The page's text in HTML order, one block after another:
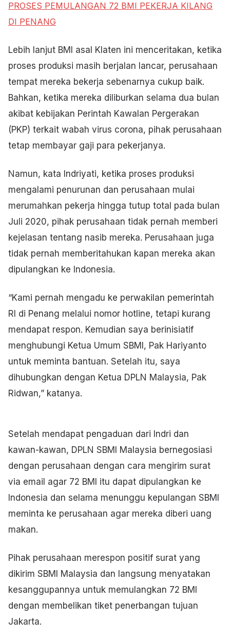
PROSES PEMULANGAN 72 BMI PEKERJA KILANG
DI PENANG
Lebih lanjut BMI asal Klaten ini menceritakan, ketika
proses produksi masih berjalan lancar, perusahaan
tempat mereka bekerja sebenarnya cukup baik.
Bahkan, ketika mereka diliburkan selama dua bulan
akibat kebijakan Perintah Kawalan Pergerakan
(PKP) terkait wabah virus corona, pihak perusahaan
tetap membayar gaji para pekerjanya.
Namun, kata Indriyati, ketika proses produksi
mengalami penurunan dan perusahaan mulai
merumahkan pekerja hingga tutup total pada bulan
Juli 2020, pihak perusahaan tidak pernah memberi
kejelasan tentang nasib mereka. Perusahaan juga
tidak pernah memberitahukan kapan mereka akan
dipulangkan ke Indonesia.
“Kami pernah mengadu ke perwakilan pemerintah
RI di Penang melalui nomor hotline, tetapi kurang
mendapat respon. Kemudian saya berinisiatif
menghubungi Ketua Umum SBMI, Pak Hariyanto
untuk meminta bantuan. Setelah itu, saya
dihubungkan dengan Ketua DPLN Malaysia, Pak
Ridwan,” katanya.
Setelah mendapat pengaduan dari Indri dan
kawan-kawan, DPLN SBMI Malaysia bernegosiasi
dengan perusahaan dengan cara mengirim surat
via email agar 72 BMI itu dapat dipulangkan ke
Indonesia dan selama menunggu kepulangan SBMI
meminta ke perusahaan agar mereka diberi uang
makan.
Pihak perusahaan merespon positif surat yang
dikirim SBMI Malaysia dan langsung menyatakan
kesanggupannya untuk memulangkan 72 BMI
dengan membelikan tiket penerbangan tujuan
Jakarta.